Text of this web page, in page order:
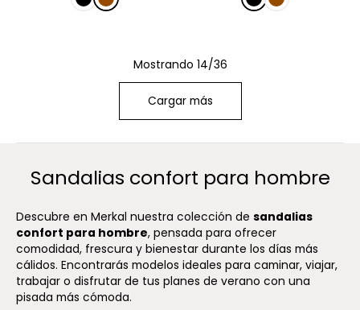
Mostrando 14/36
Cargar más
Sandalias confort para hombre
Descubre en Merkal nuestra colección de sandalias
confort para hombre, pensada para ofrecer
comodidad, frescura y bienestar durante los días más
cálidos. Encontrarás modelos ideales para caminar, viajar,
trabajar o disfrutar de tus planes de verano con una
pisada más cómoda.